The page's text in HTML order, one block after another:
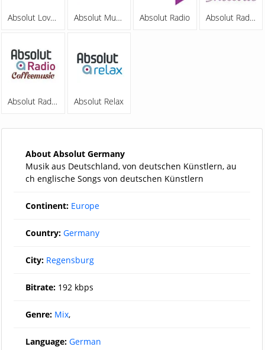
Absolut Lovesongs Absolut MusicXL Absolut Radio Absolut Radio Chillout
Absolut Radio Coffeemusic Absolut Relax
About Absolut Germany
Musik aus Deutschland, von deutschen Künstlern, au
ch englische Songs von deutschen Künstlern
Continent: Europe
Country: Germany
City: Regensburg
Bitrate: 192 kbps
Genre: Mix,
Language: German